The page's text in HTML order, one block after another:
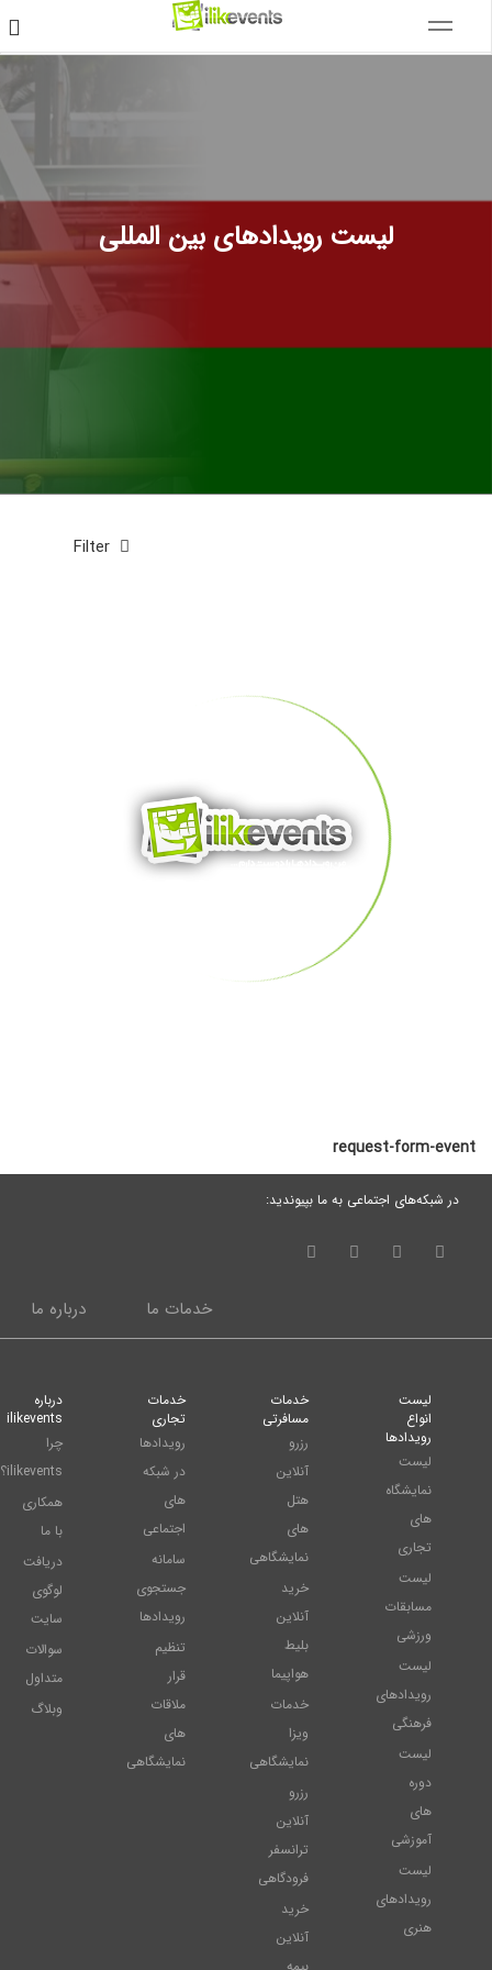
لیست رویدادهای بین المللی
Filter
request-form-event
در شبکه‌های اجتماعی به ما بپیوندید:
درباره ما خدمات ما
درباره
ilikevents
چرا
ilikevents؟
همکاری
با ما
دریافت
لوگوی
سایت
سوالات
متداول
وبلاگ
خدمات
تجاری
رویدادها
در شبکه
های
اجتماعی
سامانه
جستجوی
رویدادها
تنظیم
قرار
ملاقات
های
نمایشگاهی
خدمات
مسافرتی
رزرو
آنلاین
هتل
های
نمایشگاهی
خرید
آنلاین
بلیط
هواپیما
خدمات
ویزا
نمایشگاهی
رزرو
آنلاین
ترانسفر
فرودگاهی
خرید
آنلاین
لیست
انواع
رویدادها
لیست
نمایشگاه
های
تجاری
لیست
مسابقات
ورزشی
لیست
رویدادهای
فرهنگی
لیست
دوره
های
آموزشی
لیست
رویدادهای
هنری